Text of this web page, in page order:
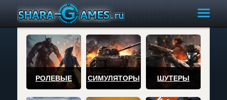
РОЛЕВЫЕ СИМУЛЯТОРЫ ШУТЕРЫ